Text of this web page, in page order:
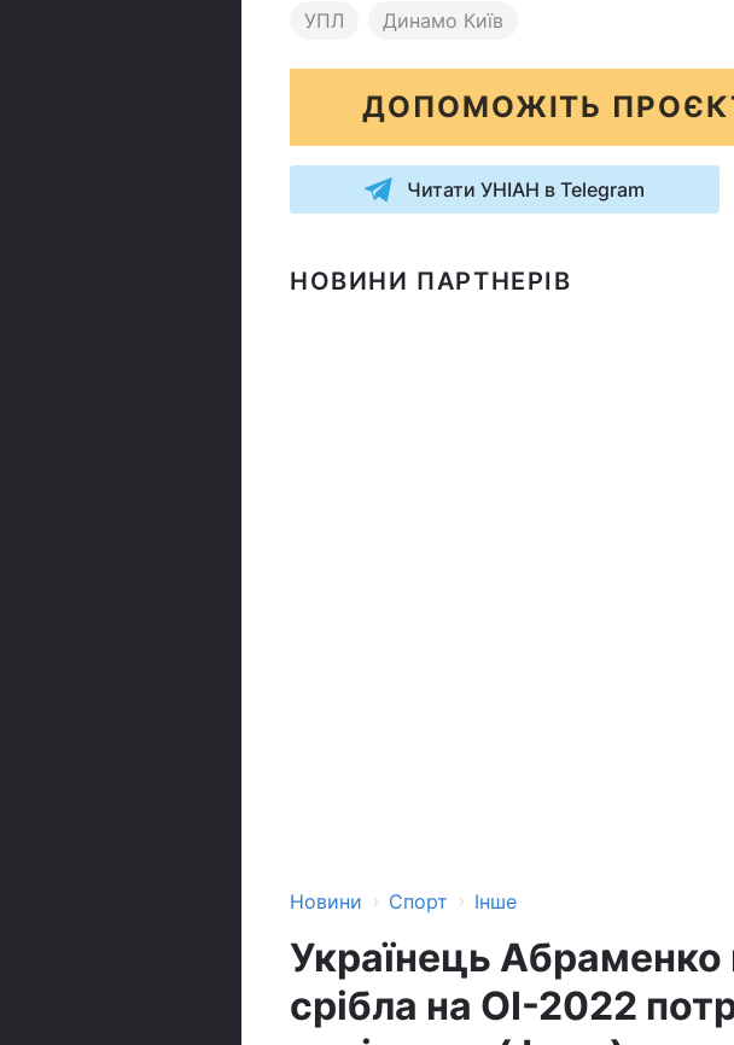
УПЛ Динамо Київ
ДОПОМОЖІТЬ
Читати УНІАН в Telegram
НОВИНИ ПАРТНЕРІВ
Новини › Спорт › Інше
Українець Абраменко
срібла на ОІ-2022